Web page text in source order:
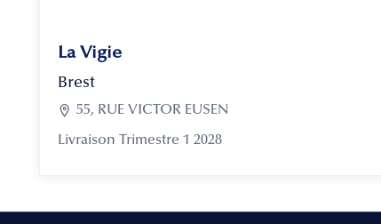
La Vigie
Brest
 55, RUE VICTOR EUSEN
Livraison Trimestre 1 2028